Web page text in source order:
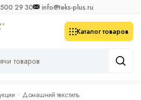
29 30 info@teks-plus.ru
Каталог товаров
Домашний текстиль